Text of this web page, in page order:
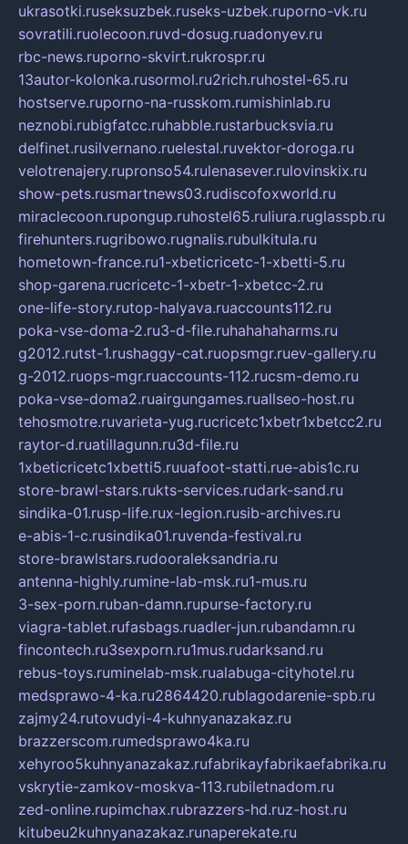
ukrasotki.ruseksuzbek.ruseks-uzbek.ruporno-vk.ru
sovratili.ruolecoon.ruvd-dosug.ruadonyev.ru
rbc-news.ruporno-skvirt.rukrospr.ru
13autor-kolonka.rusormol.ru2rich.ruhostel-65.ru
hostserve.ruporno-na-russkom.rumishinlab.ru
neznobi.rubigfatcc.ruhabble.rustarbucksvia.ru
delfinet.rusilvernano.ruelestal.ruvektor-doroga.ru
velotrenajery.rupronso54.rulenasever.rulovinskix.ru
show-pets.rusmartnews03.rudiscofoxworld.ru
miraclecoon.rupongup.ruhostel65.ruliura.ruglasspb.ru
firehunters.rugribowo.rugnalis.rubulkitula.ru
hometown-france.ru1-xbeticricetc-1-xbetti-5.ru
shop-garena.rucricetc-1-xbetr-1-xbetcc-2.ru
one-life-story.rutop-halyava.ruaccounts112.ru
poka-vse-doma-2.ru3-d-file.ruhahahaharms.ru
g2012.rutst-1.rushaggy-cat.ruopsmgr.ruev-gallery.ru
g-2012.ruops-mgr.ruaccounts-112.rucsm-demo.ru
poka-vse-doma2.ruairgungames.ruallseo-host.ru
tehosmotre.ruvarieta-yug.rucricetc1xbetr1xbetcc2.ru
raytor-d.ruatillagunn.ru3d-file.ru
1xbeticricetc1xbetti5.ruuafoot-statti.rue-abis1c.ru
store-brawl-stars.rukts-services.rudark-sand.ru
sindika-01.rusp-life.rux-legion.rusib-archives.ru
e-abis-1-c.rusindika01.ruvenda-festival.ru
store-brawlstars.rudooraleksandria.ru
antenna-highly.rumine-lab-msk.ru1-mus.ru
3-sex-porn.ruban-damn.rupurse-factory.ru
viagra-tablet.rufasbags.ruadler-jun.rubandamn.ru
fincontech.ru3sexporn.ru1mus.rudarksand.ru
rebus-toys.ruminelab-msk.rualabuga-cityhotel.ru
medsprawo-4-ka.ru2864420.rublagodarenie-spb.ru
zajmy24.rutovudyi-4-kuhnyanazakaz.ru
brazzerscom.rumedsprawo4ka.ru
xehyroo5kuhnyanazakaz.rufabrikayfabrikaefabrika.ru
vskrytie-zamkov-moskva-113.rubiletnadom.ru
zed-online.rupimchax.rubrazzers-hd.ruz-host.ru
kitubeu2kuhnyanazakaz.runaperekate.ru